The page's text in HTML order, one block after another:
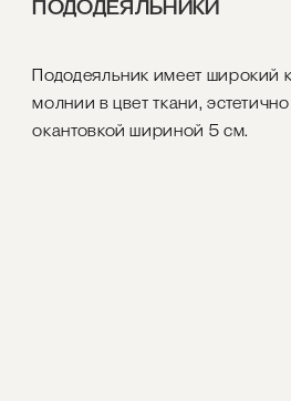
ПОДОДЕЯЛЬНИКИ
Пододеяльник имеет широкий
молнии в цвет ткани,
окантовкой шириной 5 см.